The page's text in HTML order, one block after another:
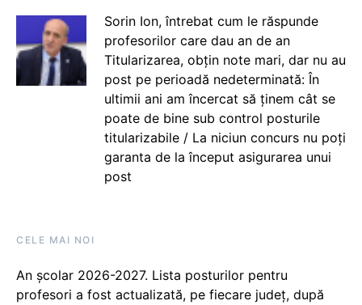
Sorin Ion, întrebat cum le răspunde
profesorilor care dau an de an
Titularizarea, obțin note mari, dar nu au
post pe perioadă nedeterminată: În
ultimii ani am încercat să ținem cât se
poate de bine sub control posturile
titularizabile / La niciun concurs nu poți
garanta de la început asigurarea unui
post
CELE MAI NOI
An școlar 2026-2027. Lista posturilor pentru
profesori a fost actualizată, pe fiecare județ, după